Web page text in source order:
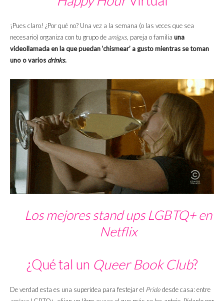
¡Pues claro! ¿Por qué no? Una vez a la semana (o las veces que sea
necesario) organiza con tu grupo de amigxs , pareja o familia una
videollamada en la que puedan ‘chismear’ a gusto mientras se toman
uno o varios drinks.
Los mejores stand ups LGBTQ+ en
Netflix
¿Qué tal un Queer Book Club?
De verdad esta es una superidea para festejar el Pridedesde casa: entre